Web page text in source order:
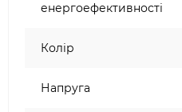
енергоефективності
Колір
Напруга